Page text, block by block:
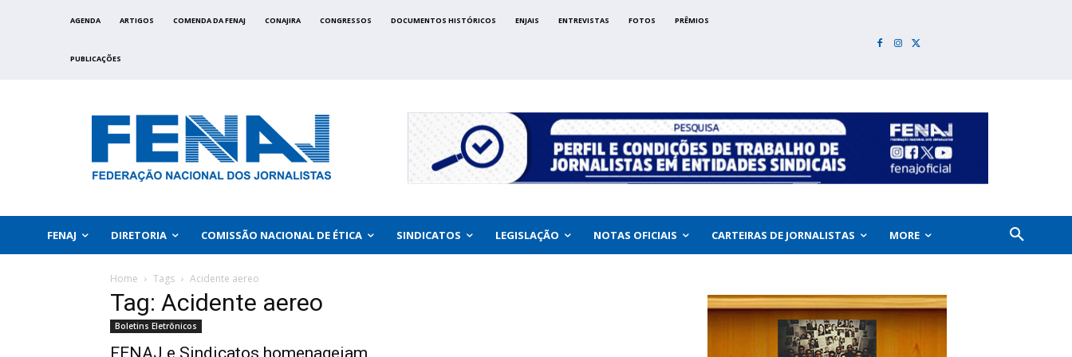
AGENDA ARTIGOS COMENDA DA FENAJ CONAJIRA CONGRESSOS DOCUMENTOS HISTÓRICOS ENJAIS ENTREVISTAS FOTOS PRÊMIOS
PUBLICAÇÕES
FENAJ DIRETORIA COMISSÃO NACIONAL DE ÉTICA SINDICATOS LEGISLAÇÃO NOTAS OFICIAIS CARTEIRAS DE JORNALISTAS MORE
Home Tags Acidente aereo
Tag: Acidente aereo
Boletins Eletrônicos
FENAJ e Sindicatos homenageiam